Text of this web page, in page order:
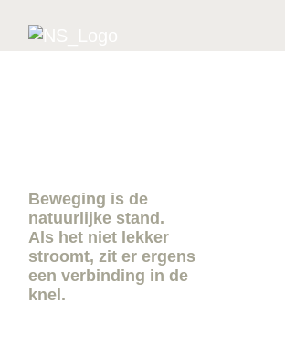
Hoofdnavigatie
Beweging is de
natuurlijke stand.
Als het niet lekker
stroomt, zit er ergens
een verbinding in de
knel.